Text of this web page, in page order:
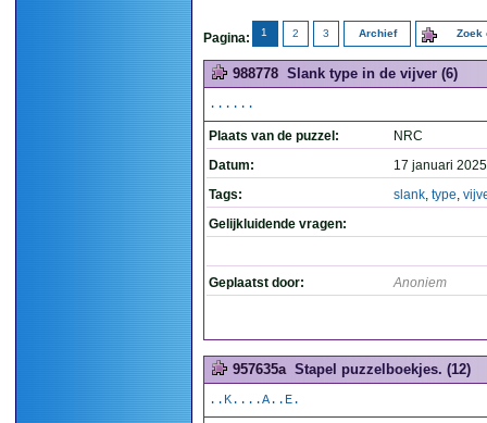
Pagina: 1 2 3 Archief Zoek
988778 Slank type in de vijver (6)
......
Plaats van de puzzel:
NRC
Datum:
17 januari
Tags:
slank, type,
Gelijkluidende vragen:
Geplaatst door: Anoniem
957635a Stapel puzzelboekjes. (12)
..K....A..E.